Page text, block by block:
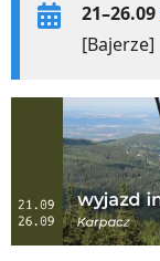
21–26.09
[Bajerze]